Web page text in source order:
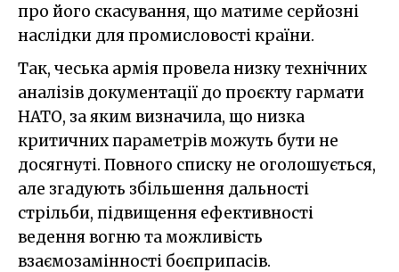
про його скасування, що матиме серйозні
наслідки для промисловості країни.
Так, чеська армія провела низку технічних
аналізів документації до проєкту гармати
НАТО, за яким визначила, що низка
критичних параметрів можуть бути не
досягнуті. Повного списку не оголошується,
але згадують збільшення дальності
стрільби, підвищення ефективності
ведення вогню та можливість
взаємозамінності боєприпасів.